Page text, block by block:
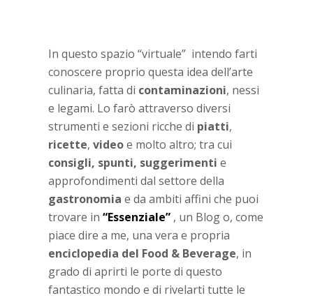
In questo spazio “virtuale” intendo farti
conoscere proprio questa idea dell’arte
culinaria, fatta di contaminazioni, nessi
e legami. Lo farò attraverso diversi
strumenti e sezioni ricche di piatti,
ricette, videoe molto altro; tra cui
consigli, spunti, suggerimenti e
approfondimenti dal settore della
gastronomia e da ambiti affini che puoi
trovare in “Essenziale” , un Blog o, come
piace dire a me, una vera e propria
enciclopedia del Food & Beverage, in
grado di aprirti le porte di questo
fantastico mondo e di rivelarti tutte le